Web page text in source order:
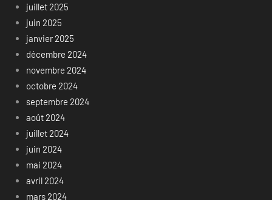
juillet 2025
juin 2025
janvier 2025
décembre 2024
novembre 2024
octobre 2024
septembre 2024
août 2024
juillet 2024
juin 2024
mai 2024
avril 2024
mars 2024